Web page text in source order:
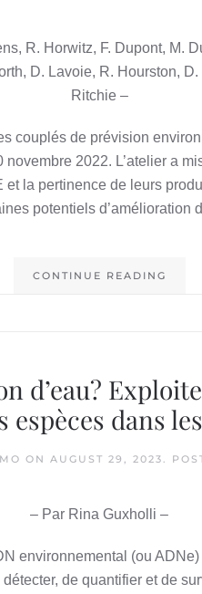
R. Horwitz, F. Dupont, M.
D. Lavoie, R. Hourston,
Ritchie –
couplés de prévision
2022. L’atelier a
et la pertinence de leurs
potentiels d’amélioration
CONTINUE READING
d’eau?
espèces dans
ON AUGUST 29, 2023.
– Par Rina Guxholli –
environnemental (ou
de quantifier et de